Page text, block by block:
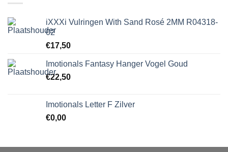
iXXXi Vulringen With Sand Rosé 2MM R04318-
02
€17,50
Imotionals Fantasy Hanger Vogel Goud
€22,50
Imotionals Letter F Zilver
€0,00